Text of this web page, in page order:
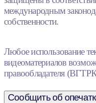
международным
собственности.
Любое использование
видеоматериалов
правообладателя
Сообщить об